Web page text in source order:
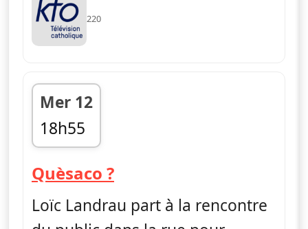
220
Mer 12
18h55
fin 19h05
Quèsaco ?— Quèsaco ?
Loïc Landrau part à la rencontre